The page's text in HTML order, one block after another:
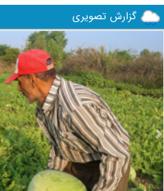
گزارش تصویری
Next